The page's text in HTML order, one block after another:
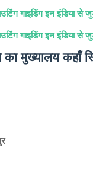
गाइडिंग इन इंडिया से
गाइडिंग इन इंडिया से
का मुख्यालय कहाँ